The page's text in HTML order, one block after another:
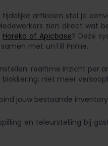
artikelen stel je
zien direct wat
Horeko of Apicbase? Deze
met unTill Prime.
realtime inzicht per
niet meer
jouw bestaande
en teleurstelling bij